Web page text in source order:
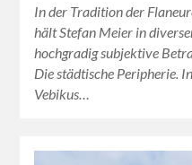
In der Tradition der
hält Stefan Meier in
hochgradig subjektive
Die städtische Peripherie.
Vebikus…